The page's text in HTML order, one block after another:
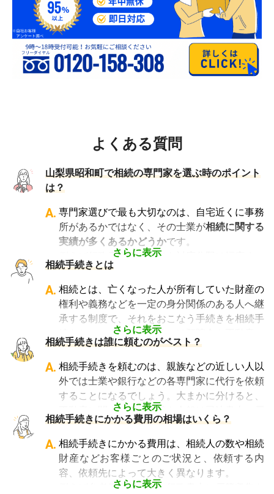
よくある質問
山梨県昭和町で相続の専門家を選ぶ時のポイント
は？
さらに表示
A. 専門家選びで最も大切なのは、自宅近くに事務
所があるかではなく、その士業が相続に関する
実績が多くあるかどうかです。
例えば行政書士といっても対応分野は幅広く、
法人設立や許認可申請など法人業務を中心に行
っている行政書士に相続手続きの相談をして
も、期待した結果は得られないでしょう。
また税理士であれば、相続は税理士試験の必修
科目でないことから資格試験を取る時に選択し
ていない人にとっては専門外となります。
よって、相続手続きを専門に行っている士業
や、相続手続きの実績が多数ある士業を選ぶこ
とが、スムーズで間違いのない相続手続きのた
めに非常に重要になります。
相続費用見積ガイドでは、相続手続きに強い経
が可能です。専門家選びでお困りの方は、まず
は 一括見積依頼からお問合せください。
相続手続きとは
さらに表示
A. 相続とは、亡くなった人が所有していた財産の
権利や義務などを一定の身分関係のある人へ継
承する制度で、それをおこなう手続きを相続手
続きといいます。具体的には預貯金や不動産、
借金なども含めた亡くなった人の財産を配偶者
や子どもなどの相続人に引き継ぐ手続きのこと
です。相続手続きが大変と言われるのは、その
複雑さや手続きの多さにあります。加えて役所
や銀行などに出向くことも多いことから時間も
手間もかかります。専門家に任せればそういっ
た煩わしさを大幅に減らすことができます。
相続手続きは誰に頼むのがベスト？
さらに表示
A. 相続手続きを頼むのは、親族などの近しい人以
外では士業や銀行などの各専門家に代行を依頼
することになるでしょう。大まかに分けると、
不動産に関する相続手続き全般は司法書士、戸
籍謄本の収集、預貯金口座・車などの名義変更
手続きを任せたい場合は行政書士、相続税申告
や節税対策の検討は税理士、相続人の間で争い
やトラブルになっている場合は弁護士というよ
うに状況別に頼むのがベストです。
相続手続きにかかる費用の相場はいくら？
さらに表示
A. 相続手続きにかかる費用は、相続人の数や相続
財産などお客様ごとのご状況と、依頼する内
容、依頼先によって大きく異なります。
例えば参考価格として、行政書士に戸籍収集を